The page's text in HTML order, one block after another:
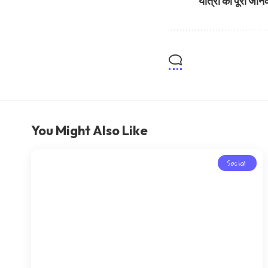
You Might Also Like
Social